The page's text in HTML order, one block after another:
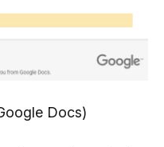
Docs)